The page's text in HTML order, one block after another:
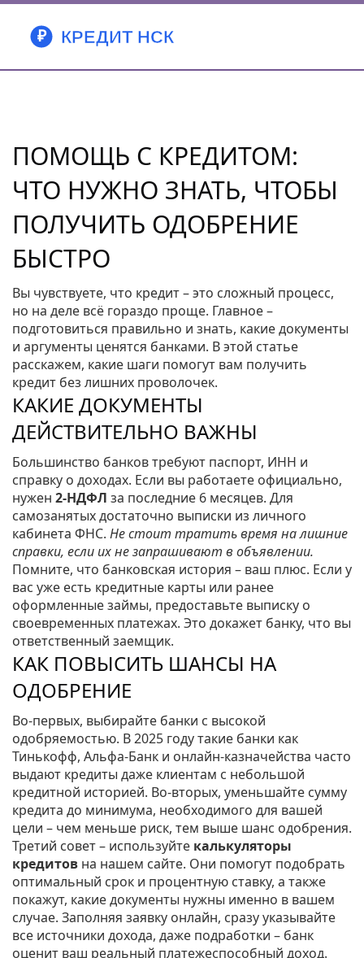
ПОМОЩЬ С КРЕДИТОМ:
ЧТО НУЖНО ЗНАТЬ, ЧТОБЫ
ПОЛУЧИТЬ ОДОБРЕНИЕ
БЫСТРО
Вы чувствуете, что кредит – это сложный процесс,
но на деле всё гораздо проще. Главное –
подготовиться правильно и знать, какие документы
и аргументы ценятся банками. В этой статье
расскажем, какие шаги помогут вам получить
кредит без лишних проволочек.
КАКИЕ ДОКУМЕНТЫ
ДЕЙСТВИТЕЛЬНО ВАЖНЫ
Большинство банков требуют паспорт, ИНН и
справку о доходах. Если вы работаете официально,
нужен 2‑НДФЛ за последние 6 месяцев. Для
самозанятых достаточно выписки из личного
кабинета ФНС. Не стоит тратить время на лишние
справки, если их не запрашивают в объявлении.
Помните, что банковская история – ваш плюс. Если у
вас уже есть кредитные карты или ранее
оформленные займы, предоставьте выписку о
своевременных платежах. Это докажет банку, что вы
ответственный заемщик.
КАК ПОВЫСИТЬ ШАНСЫ НА
ОДОБРЕНИЕ
Во-первых, выбирайте банки с высокой
одобряемостью. В 2025 году такие банки как
Тинькофф, Альфа‑Банк и онлайн‑казначейства часто
выдают кредиты даже клиентам с небольшой
кредитной историей. Во‑вторых, уменьшайте сумму
кредита до минимума, необходимого для вашей
цели – чем меньше риск, тем выше шанс одобрения.
Третий совет – используйте калькуляторы
кредитов на нашем сайте. Они помогут подобрать
оптимальный срок и процентную ставку, а также
покажут, какие документы нужны именно в вашем
случае. Заполняя заявку онлайн, сразу указывайте
все источники дохода, даже подработки – банк
оценит ваш реальный платежеспособный доход.